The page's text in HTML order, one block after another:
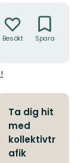
Besökt Spara
Ta dig hit
med
kollektivtr
afik